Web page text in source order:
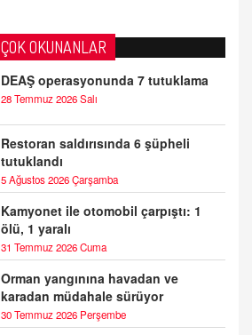
ÇOK OKUNANLAR
DEAŞ operasyonunda 7 tutuklama
28 Temmuz 2026 Salı
Restoran saldırısında 6 şüpheli
tutuklandı
5 Ağustos 2026 Çarşamba
Kamyonet ile otomobil çarpıştı: 1
ölü, 1 yaralı
31 Temmuz 2026 Cuma
Orman yangınına havadan ve
karadan müdahale sürüyor
30 Temmuz 2026 Perşembe